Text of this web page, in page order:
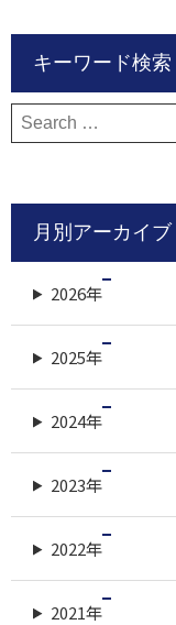
キーワード検索
検
索:
月別アーカイブ
2026年
2025年
2024年
2023年
2022年
2021年